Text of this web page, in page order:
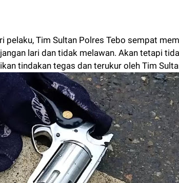
pelaku, Tim Sultan Polres Tebo sempat
lari dan tidak melawan. Akan tetapi
tindakan tegas dan terukur oleh Tim